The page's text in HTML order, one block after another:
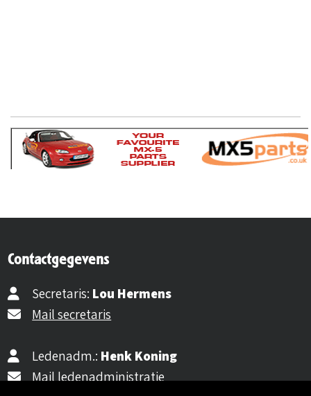
Contactgegevens
Secretaris: Lou Hermens
Mail secretaris
Ledenadm.: Henk Koning
Mail ledenadministratie